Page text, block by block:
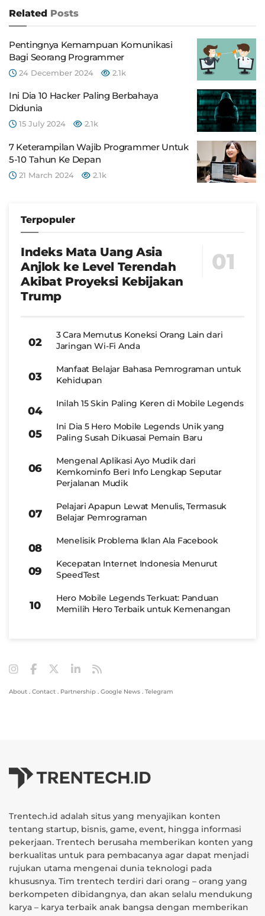
Related Posts
Pentingnya Kemampuan Komunikasi
Bagi Seorang Programmer
24 December 2024 2.1k
Ini Dia 10 Hacker Paling Berbahaya
Didunia
15 July 2024 2.1k
7 Keterampilan Wajib Programmer Untuk
5-10 Tahun Ke Depan
21 March 2024 2.1k
Terpopuler
Indeks Mata Uang Asia
Anjlok ke Level Terendah
Akibat Proyeksi Kebijakan
Trump
3 Cara Memutus Koneksi Orang Lain dari
Jaringan Wi-Fi Anda
Manfaat Belajar Bahasa Pemrograman untuk
Kehidupan
Inilah 15 Skin Paling Keren di Mobile Legends
Ini Dia 5 Hero Mobile Legends Unik yang
Paling Susah Dikuasai Pemain Baru
Mengenal Aplikasi Ayo Mudik dari
Kemkominfo Beri Info Lengkap Seputar
Perjalanan Mudik
Pelajari Apapun Lewat Menulis, Termasuk
Belajar Pemrograman
Menelisik Problema Iklan Ala Facebook
Kecepatan Internet Indonesia Menurut
SpeedTest
Hero Mobile Legends Terkuat: Panduan
Memilih Hero Terbaik untuk Kemenangan
About . Contact . Partnership . Google News . Telegram
Trentech.id adalah situs yang menyajikan konten
tentang startup, bisnis, game, event, hingga informasi
pekerjaan. Trentech berusaha memberikan konten yang
berkualitas untuk para pembacanya agar dapat menjadi
rujukan utama mengenai dunia teknologi pada
khususnya. Tim trentech terdiri dari orang – orang yang
berkompeten dibidangnya, dan akan selalu mendukung
karya – karya terbaik anak bangsa dengan memberikan